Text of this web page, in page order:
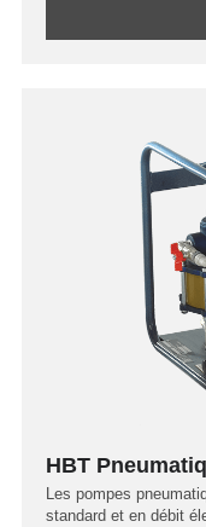
HBT
Les pompes
standard et en débit